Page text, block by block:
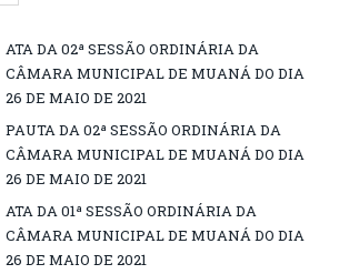
ATA DA 02ª SESSÃO ORDINÁRIA DA
CÂMARA MUNICIPAL DE MUANÁ DO DIA
26 DE MAIO DE 2021
PAUTA DA 02ª SESSÃO ORDINÁRIA DA
CÂMARA MUNICIPAL DE MUANÁ DO DIA
26 DE MAIO DE 2021
ATA DA 01ª SESSÃO ORDINÁRIA DA
CÂMARA MUNICIPAL DE MUANÁ DO DIA
26 DE MAIO DE 2021